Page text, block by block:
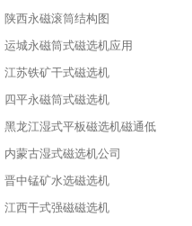
陕西永磁滚筒结构图
运城永磁筒式磁选机应用
江苏铁矿干式磁选机
四平永磁筒式磁选机
黑龙江湿式平板磁选机磁通低
内蒙古湿式磁选机公司
晋中锰矿水选磁选机
江西干式强磁磁选机